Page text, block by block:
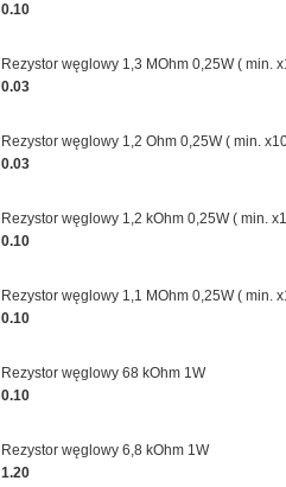
0.10
Rezystor węglowy 1,3 MOhm 0,25W ( min.
0.03
Rezystor węglowy 1,2 Ohm 0,25W ( min.
0.03
Rezystor węglowy 1,2 kOhm 0,25W ( min.
0.10
Rezystor węglowy 1,1 MOhm 0,25W ( min.
0.10
Rezystor węglowy 68 kOhm 1W
0.10
Rezystor węglowy 6,8 kOhm 1W
1.20